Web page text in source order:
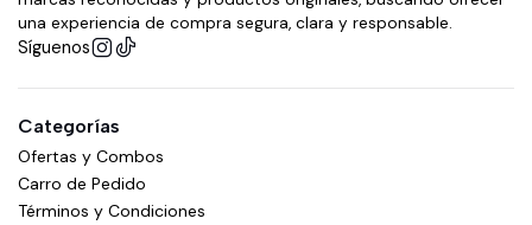
una experiencia de compra segura, clara y responsable.
Síguenos
Categorías
Ofertas y Combos
Carro de Pedido
Términos y Condiciones